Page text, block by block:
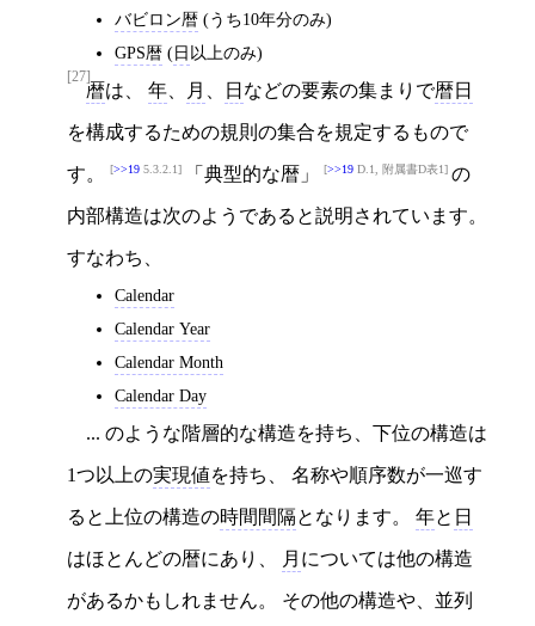
バビロン暦 (うち10年分のみ)
GPS暦 (日以上のみ)
[27]
暦は、 年 月 日 などの要素の集まりで暦日
を構成するための規則の集合を規定するもので
す。 >>19 5.3.2.1 「典型的な暦」 >>19 D.1, 附属書D表1 の
内部構造は次のようであると説明されています。
すなわち、
Calendar
Calendar Year
Calendar Month
Calendar Day
... のような階層的な構造を持ち、下位の構造は
1つ以上の実現値を持ち、 名称や順序数が一巡す
ると上位の構造の時間間隔となります。 年と 日
はほとんどの暦にあり、 月 については他の構造
があるかもしれません。 その他の構造や、並列